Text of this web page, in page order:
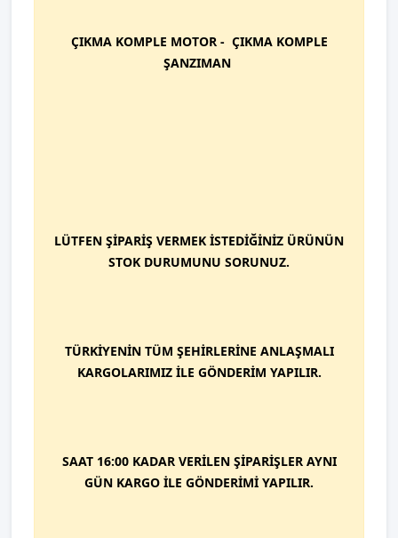
ÇIKMA KOMPLE MOTOR - ÇIKMA KOMPLE
ŞANZIMAN
LÜTFEN ŞİPARİŞ VERMEK İSTEDİĞİNİZ ÜRÜNÜN
STOK DURUMUNU SORUNUZ.
TÜRKİYENİN TÜM ŞEHİRLERİNE ANLAŞMALI
KARGOLARIMIZ İLE GÖNDERİM YAPILIR.
SAAT 16:00 KADAR VERİLEN ŞİPARİŞLER AYNI
GÜN KARGO İLE GÖNDERİMİ YAPILIR.